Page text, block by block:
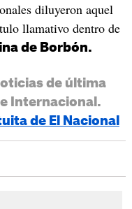
diluyeron aquel
llamativo dentro de
de Borbón.
de última
Internacional.
de El Nacional